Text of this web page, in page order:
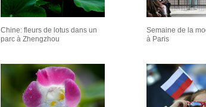
Chine: fleurs de lotus dans un
parc à Zhengzhou
Semaine de la
à Paris